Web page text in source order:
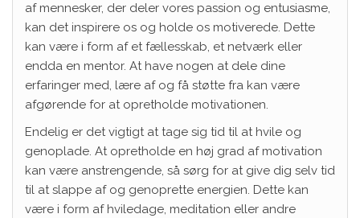
af mennesker, der deler vores passion og entusiasme,
kan det inspirere os og holde os motiverede. Dette
kan være i form af et fællesskab, et netværk eller
endda en mentor. At have nogen at dele dine
erfaringer med, lære af og få støtte fra kan være
afgørende for at opretholde motivationen.
Endelig er det vigtigt at tage sig tid til at hvile og
genoplade. At opretholde en høj grad af motivation
kan være anstrengende, så sørg for at give dig selv tid
til at slappe af og genoprette energien. Dette kan
være i form af hviledage, meditation eller andre